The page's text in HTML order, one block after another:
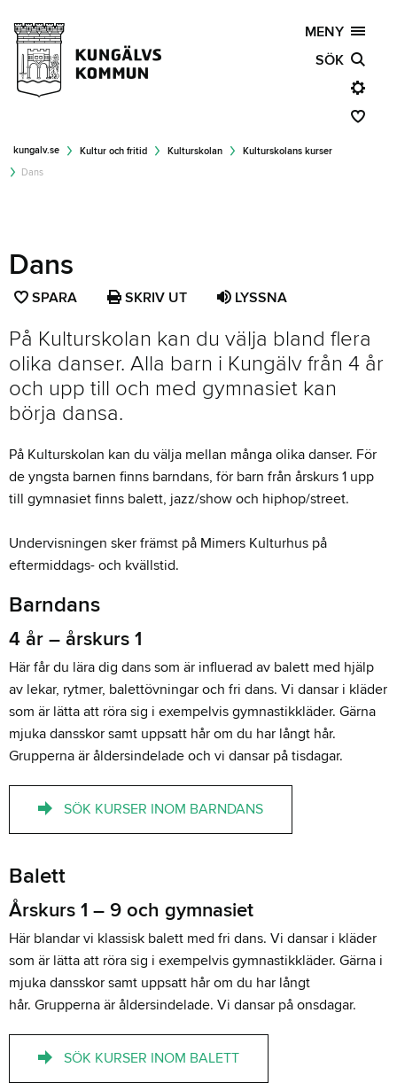
MENY
SÖK
kungalv.se Kultur och fritid Kulturskolan
Kulturskolans kurser
Dans
Dans
SPARA SPARA
SOM
FAVORIT
SKRIV UT LYSSNA
På Kulturskolan kan du välja bland flera
olika danser. Alla barn i Kungälv från 4 år
och upp till och med gymnasiet kan
börja dansa.
På Kulturskolan kan du välja mellan många olika danser. För
de yngsta barnen finns barndans, för barn från årskurs 1 upp
till gymnasiet finns balett, jazz/show och hiphop/street.
Undervisningen sker främst på Mimers Kulturhus på
eftermiddags- och kvällstid.
Barndans
4 år – årskurs 1
Här får du lära dig dans som är influerad av balett med hjälp
av lekar, rytmer, balettövningar och fri dans. Vi dansar i kläder
som är lätta att röra sig i exempelvis gymnastikkläder. Gärna
mjuka dansskor samt uppsatt hår om du har långt hår.
Grupperna är åldersindelade och vi dansar på tisdagar.
SÖK KURSER INOM BARNDANS
Balett
Årskurs 1 – 9 och gymnasiet
Här blandar vi klassisk balett med fri dans. Vi dansar i kläder
som är lätta att röra sig i exempelvis gymnastikkläder. Gärna i
mjuka dansskor samt uppsatt hår om du har långt
hår. Grupperna är åldersindelade. Vi dansar på onsdagar.
SÖK KURSER INOM BALETT